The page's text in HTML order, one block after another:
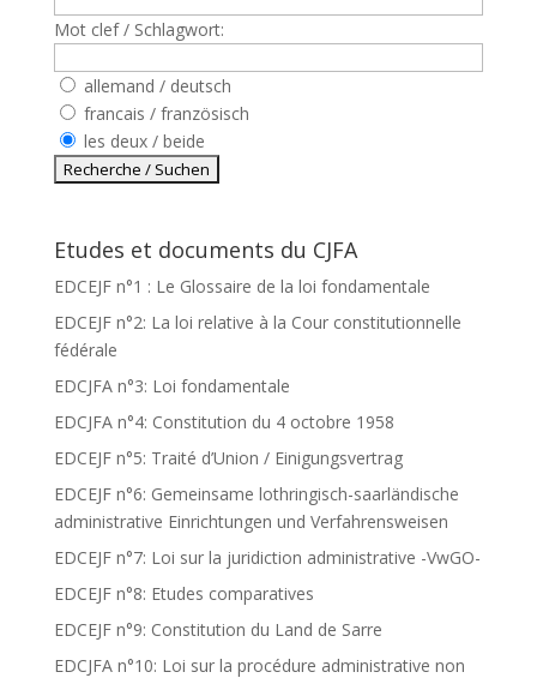
Mot clef / Schlagwort:
allemand / deutsch
francais / französisch
les deux / beide
Etudes et documents du CJFA
EDCEJF n°1 : Le Glossaire de la loi fondamentale
EDCEJF n°2: La loi relative à la Cour constitutionnelle
fédérale
EDCJFA n°3: Loi fondamentale
EDCJFA n°4: Constitution du 4 octobre 1958
EDCEJF n°5: Traité d’Union / Einigungsvertrag
EDCEJF n°6: Gemeinsame lothringisch-saarländische
administrative Einrichtungen und Verfahrensweisen
EDCEJF n°7: Loi sur la juridiction administrative -VwGO-
EDCEJF n°8: Etudes comparatives
EDCEJF n°9: Constitution du Land de Sarre
EDCJFA n°10: Loi sur la procédure administrative non